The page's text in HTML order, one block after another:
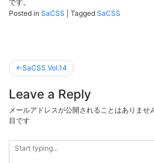
です。
Posted in SaCSS Tagged SaCSS
投
稿
ナ
ビ
ゲ
ー
シ
SaCSS Vol.14
Leave a Reply
メールアドレスが公開されることはありませ
目です